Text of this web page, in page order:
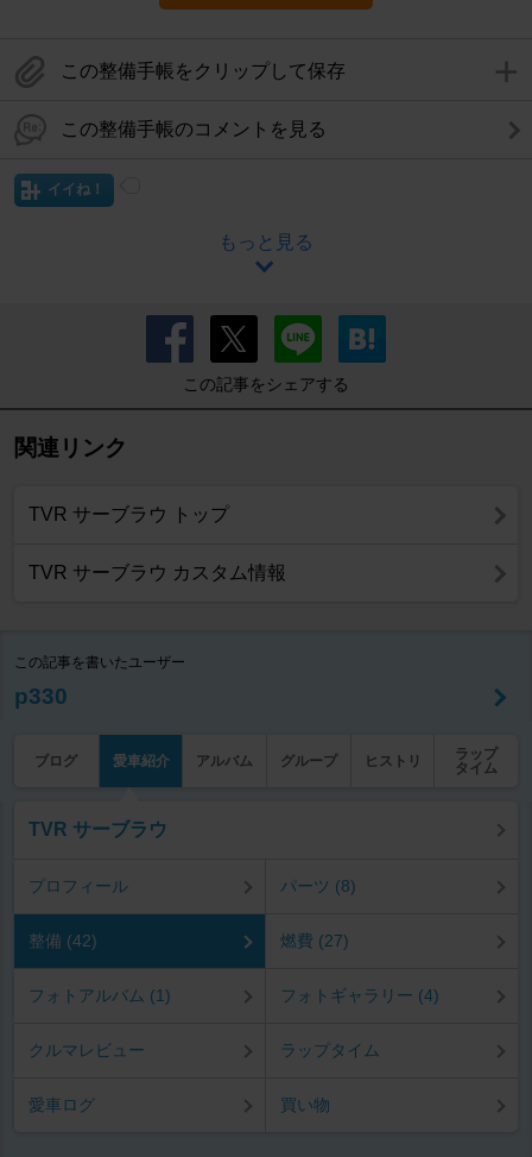
この整備手帳をクリップして保存
この整備手帳のコメントを見る
イイね！
もっと見る
この記事をシェアする
関連リンク
TVR サーブラウ トップ
TVR サーブラウ カスタム情報
この記事を書いたユーザー
p330
ブログ 愛車紹介 アルバム グループ ヒストリ
ラップ
タイム
TVR サーブラウ
プロフィール パーツ (8)
整備 (42) 燃費 (27)
フォトアルバム (1) フォトギャラリー (4)
クルマレビュー ラップタイム
愛車ログ 買い物